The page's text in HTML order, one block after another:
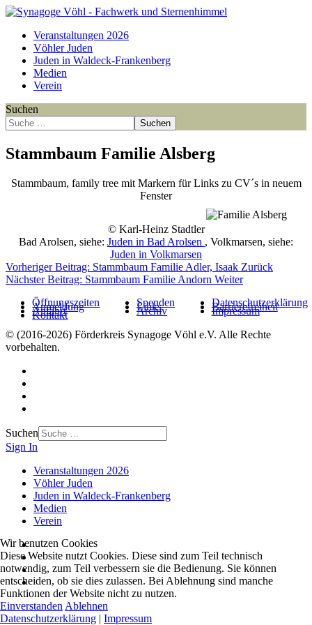
Veranstaltungen 2026
Vöhler Juden
Juden in Waldeck-Frankenberg
Medien
Verein
Suchen
Suchen
Stammbaum Familie Alsberg
Stammbaum, family tree mit Markern für Links zu CV´s in neuem
Fenster
© Karl-Heinz Stadtler
Bad Arolsen, siehe: Juden in Bad Arolsen , Volkmarsen, siehe:
Juden in Volkmarsen
Vorheriger Beitrag: Stammbaum Familie Adler, Isaak Zurück
Nächster Beitrag: Stammbaum Familie Andorn Weiter
Öffnungszeiten
Anmeldung
Anfahrt
Kontakt
Spenden
Links
Archiv
Datenschutzerklärung
Barrierefreiheit
Impressum
© (2016-2026) Förderkreis Synagoge Vöhl e.V. Alle Rechte
vorbehalten.
Suchen
Sign In
Veranstaltungen 2026
Vöhler Juden
Juden in Waldeck-Frankenberg
Medien
Verein
Wir benutzen Cookies
Diese Website nutzt Cookies. Diese sind zum Teil technisch
notwendig, zum Teil verbessern sie die Bedienung. Sie können
entscheiden, ob sie dies zulassen. Bei Ablehnung sind manche
Funktionen der Website nicht zu nutzen.
Einverstanden Ablehnen
Datenschutzerklärung | Impressum